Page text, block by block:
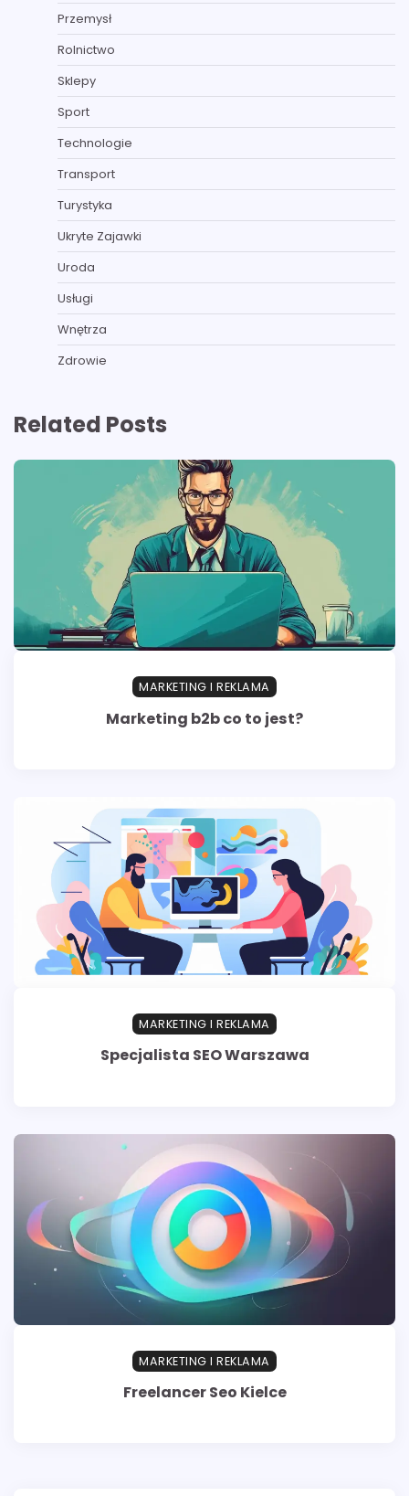
Przemysł
Rolnictwo
Sklepy
Sport
Technologie
Transport
Turystyka
Ukryte Zajawki
Uroda
Usługi
Wnętrza
Zdrowie
Related Posts
MARKETING I REKLAMA
Marketing b2b co to jest?
MARKETING I REKLAMA
Specjalista SEO Warszawa
MARKETING I REKLAMA
Freelancer Seo Kielce